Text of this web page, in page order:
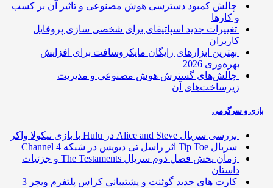
چالش کمبود دسترسی هوش مصنوعی و تاثیر آن بر کسب
و کارها
تغییرات جدید اسپاتیفای برای شخصی سازی پروفایل
کاربران
بهترین ابزارهای رایگان مایکروسافت برای افزایش
بهره‌وری 2026
چالش‌های گسترش هوش مصنوعی و مدیریت
زیرساخت‌های آن
و سرگرمی
بررسی سریال Alice and Steve در Hulu با بازی نیکولا واکر
سریال Tip Toe اثر راسل تی دیویس در شبکه Channel 4
زمان پخش فصل دوم سریال The Testaments و جزئیات
داستان
کارت های جدید گوئنت و پشتیبانی کراس پلتفرم ویچر 3